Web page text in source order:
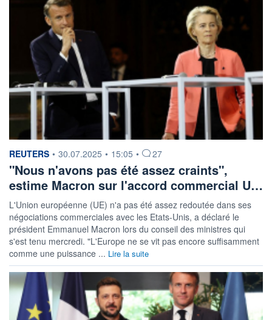
information fournie par
REUTERS • 30.07.2025 • 15:05 • 27
"Nous n'avons pas été assez craints",
estime Macron sur l'accord commercial U…
L'Union européenne (UE) n'a pas été assez redoutée dans ses
négociations commerciales avec les Etats-Unis, a déclaré le
président Emmanuel Macron lors du conseil des ministres qui
s'est tenu mercredi. "L'Europe ne se vit pas encore suffisamment
comme une puissance ... Lire la suite